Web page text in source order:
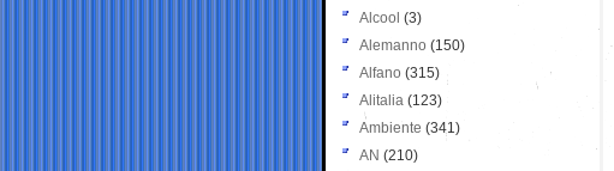
Alcool (3)
Alemanno (150)
Alfano (315)
Alitalia (123)
Ambiente (341)
AN (210)